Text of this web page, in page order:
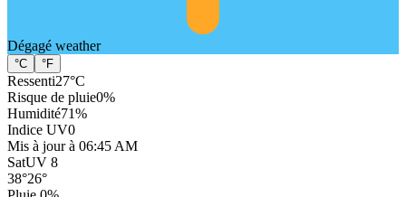
Dégagé weather
°C °F
Ressenti27°C
Risque de pluie0%
Humidité71%
Indice UV0
Mis à jour à 06:45 AM
SatUV 8
38°26°